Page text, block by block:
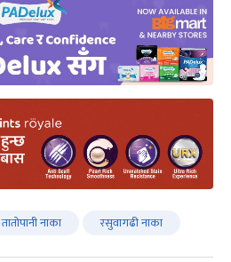
तातोपानी नाका रसुवागढी नाका